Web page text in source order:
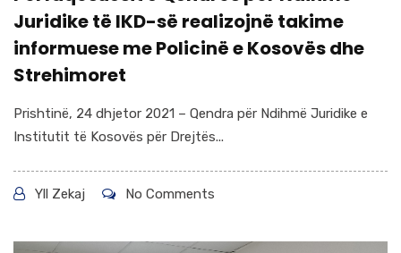
Juridike të IKD-së realizojnë takime
informuese me Policinë e Kosovës dhe
Strehimoret
Prishtinë, 24 dhjetor 2021 – Qendra për Ndihmë Juridike e
Institutit të Kosovës për Drejtës...
Yll Zekaj No Comments